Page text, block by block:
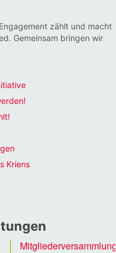
zählt und macht
Gemeinsam bringen wir
Kriens
Mitgliederversammlung